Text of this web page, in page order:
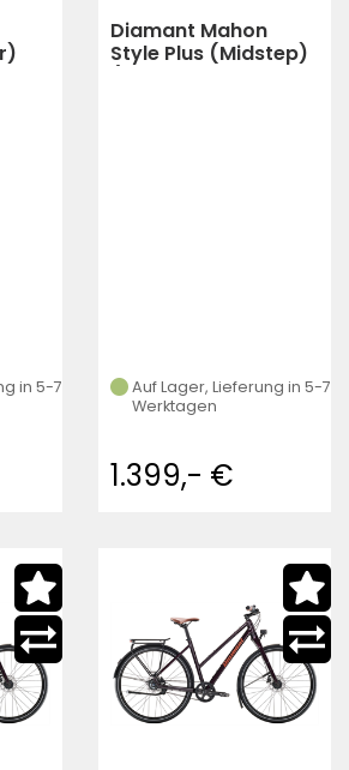
in 5-7
Diamant Mahon
Style Plus (Midstep)
Auf Lager, Lieferung in 5-7
Werktagen
1.399,- €